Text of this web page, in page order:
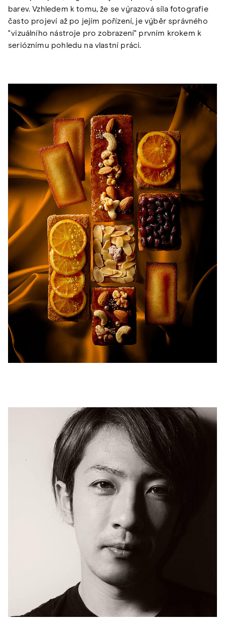
barev. Vzhledem k tomu, že se výrazová síla fotografie
často projeví až po jejím pořízení, je výběr správného
"vizuálního nástroje pro zobrazení" prvním krokem k
serióznímu pohledu na vlastní práci.